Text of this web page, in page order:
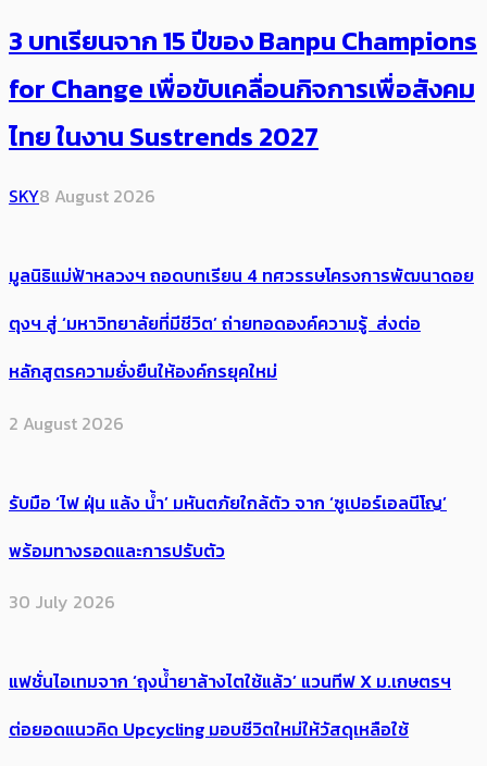
3 บทเรียนจาก 15 ปีของ Banpu Champions
for Change เพื่อขับเคลื่อนกิจการเพื่อสังคม
ไทย ในงาน Sustrends 2027
SKY8 August 2026
มูลนิธิแม่ฟ้าหลวงฯ ถอดบทเรียน 4 ทศวรรษโครงการพัฒนาดอย
ตุงฯ สู่ ‘มหาวิทยาลัยที่มีชีวิต’ ถ่ายทอดองค์ความรู้ ส่งต่อ
หลักสูตรความยั่งยืนให้องค์กรยุคใหม่
2 August 2026
รับมือ ‘ไฟ ฝุ่น แล้ง น้ำ’ มหันตภัยใกล้ตัว จาก ‘ซูเปอร์เอลนีโญ’
พร้อมทางรอดและการปรับตัว
30 July 2026
แฟชั่นไอเทมจาก ‘ถุงน้ำยาล้างไตใช้แล้ว’ แวนทีฟ X ม.เกษตรฯ
ต่อยอดแนวคิด Upcycling มอบชีวิตใหม่ให้วัสดุเหลือใช้